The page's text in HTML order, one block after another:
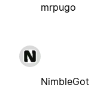
mrpugo
NimbleGot